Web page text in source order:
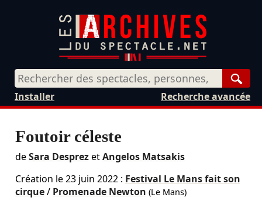
Recherche avancée
Installer
Foutoir céleste
deSara DesprezetAngelos Matsakis
Création le23 juin 2022: Festival Le Mans fait son
cirque/ Promenade Newton (Le Mans)